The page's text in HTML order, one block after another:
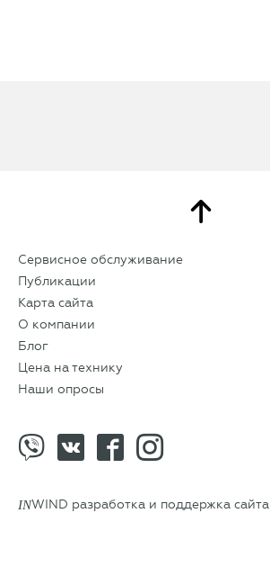
Сервисное обслуживание
Публикации
Карта сайта
О компании
Блог
Цена на технику
Наши опросы
INWIND разработка и поддержка сайта